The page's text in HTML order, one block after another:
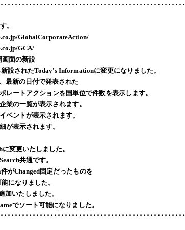
･･･････････････････････････････････････････････････
。
GlobalCorporateAction/
GCA/
画面の新設
されたToday's Informationに変更になりました。
新の日付で発表された
トアクションを国単位で件数を表示します。
の一覧が表示されます。
ントが表示されます。
表示されます。
更いたしました。
共通です。
Changed固定だったものを
なりました。
いたしました。
でソート可能になりました。
･･･････････････････････････････････････････････････